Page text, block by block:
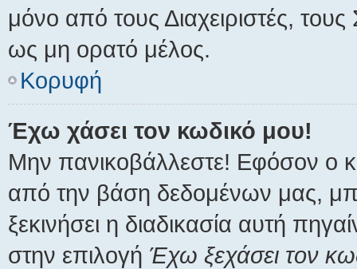
μόνο από τους Διαχειριστές,
ως μη ορατό μέλος.
Κορυφή
Έχω χάσει τον κωδικό μου!
Μην πανικοβάλλεστε! Εφόσον ο
από την βάση δεδομένων μας,
ξεκινήσει η διαδικασία αυτή
στην επιλογή Έχω ξεχάσει τον